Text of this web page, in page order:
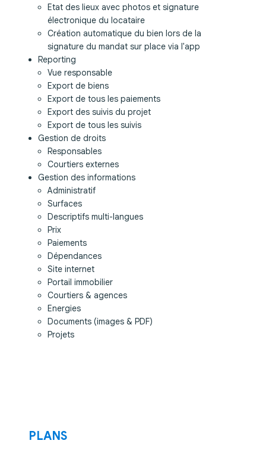
Etat des lieux avec photos et signature
électronique du locataire
Création automatique du bien lors de la
signature du mandat sur place via l'app
Reporting
Vue responsable
Export de biens
Export de tous les paiements
Export des suivis du projet
Export de tous les suivis
Gestion de droits
Responsables
Courtiers externes
Gestion des informations
Administratif
Surfaces
Descriptifs multi-langues
Prix
Paiements
Dépendances
Site internet
Portail immobilier
Courtiers & agences
Energies
Documents (images & PDF)
Projets
PLANS